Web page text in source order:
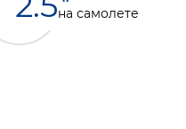
на самолете